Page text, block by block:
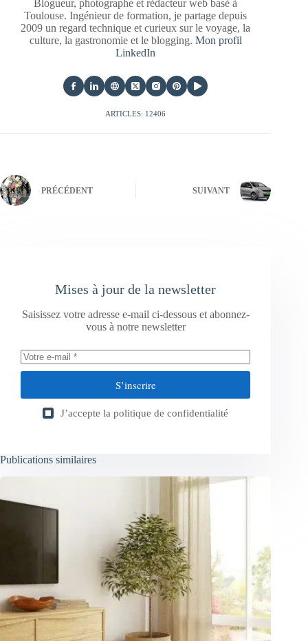
Blogueur, photographe et rédacteur web basé à
Toulouse. Ingénieur de formation, je partage depuis
2009 un regard technique et curieux sur le voyage, la
culture, la gastronomie et le blogging. Mon profil
LinkedIn
ARTICLES: 12406
PRÉCÉDENT SUIVANT
Mises à jour de la newsletter
Saisissez votre adresse e-mail ci-dessous et abonnez-
vous à notre newsletter
S’inscrire
J’accepte la politique de confidentialité
Publications similaires